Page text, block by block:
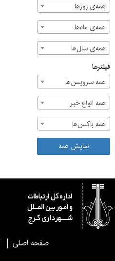
همه‌ی روزها
همه‌ی ماه‌ها
همه‌ی سال‌ها
فیلترها
همه سرویس‌ها
همه انواع خبر
همه باکس‌ها
نمایش همه
صفحه اصلی